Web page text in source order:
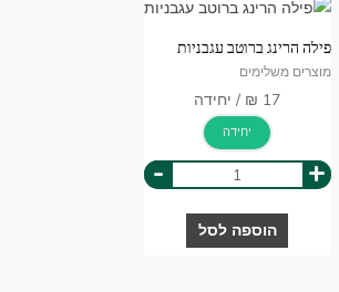
פילה הרינג ברוטב עגבניות
מוצרים משלימים
יחידה
+
-
הוספה לסל